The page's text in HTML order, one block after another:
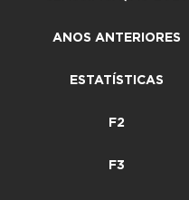
ANOS ANTERIORES
ESTATÍSTICAS
F2
F3